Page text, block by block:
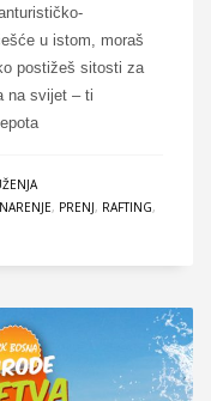
u istom, moraš
postižeš sitosti za
na svijet – ti
, PRENJ, RAFTING,